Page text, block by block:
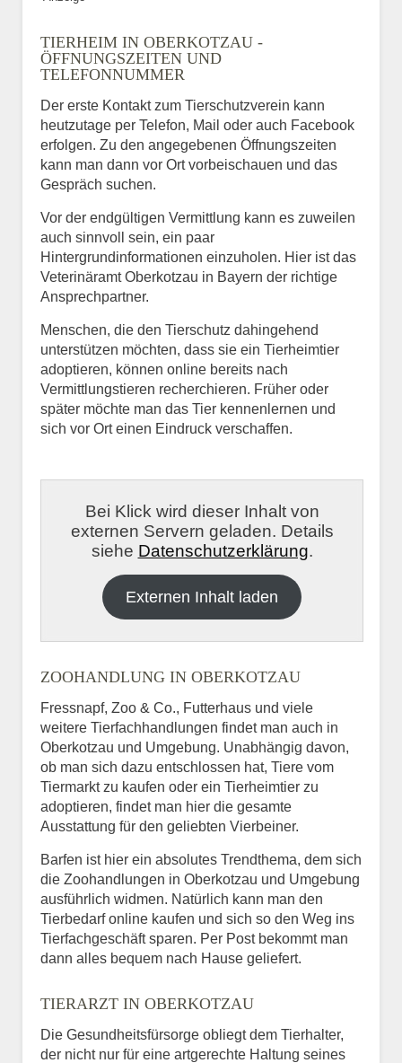
TIERHEIM IN OBERKOTZAU -
ÖFFNUNGSZEITEN UND
TELEFONNUMMER
Der erste Kontakt zum Tierschutzverein kann
heutzutage per Telefon, Mail oder auch Facebook
erfolgen. Zu den angegebenen Öffnungszeiten
kann man dann vor Ort vorbeischauen und das
Gespräch suchen.
Vor der endgültigen Vermittlung kann es zuweilen
auch sinnvoll sein, ein paar
Hintergrundinformationen einzuholen. Hier ist das
Veterinäramt Oberkotzau in Bayern der richtige
Ansprechpartner.
Menschen, die den Tierschutz dahingehend
unterstützen möchten, dass sie ein Tierheimtier
adoptieren, können online bereits nach
Vermittlungstieren recherchieren. Früher oder
später möchte man das Tier kennenlernen und
sich vor Ort einen Eindruck verschaffen.
Bei Klick wird dieser Inhalt von
externen Servern geladen. Details
siehe Datenschutzerklärung.
Externen Inhalt laden
ZOOHANDLUNG IN OBERKOTZAU
Fressnapf, Zoo & Co., Futterhaus und viele
weitere Tierfachhandlungen findet man auch in
Oberkotzau und Umgebung. Unabhängig davon,
ob man sich dazu entschlossen hat, Tiere vom
Tiermarkt zu kaufen oder ein Tierheimtier zu
adoptieren, findet man hier die gesamte
Ausstattung für den geliebten Vierbeiner.
Barfen ist hier ein absolutes Trendthema, dem sich
die Zoohandlungen in Oberkotzau und Umgebung
ausführlich widmen. Natürlich kann man den
Tierbedarf online kaufen und sich so den Weg ins
Tierfachgeschäft sparen. Per Post bekommt man
dann alles bequem nach Hause geliefert.
TIERARZT IN OBERKOTZAU
Die Gesundheitsfürsorge obliegt dem Tierhalter,
der nicht nur für eine artgerechte Haltung seines